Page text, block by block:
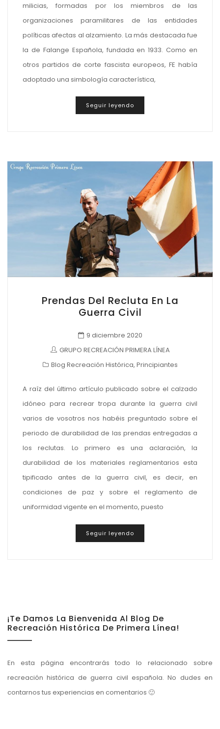
milicias, formadas por los miembros de las
organizaciones paramilitares de las entidades
políticas afectas al alzamiento. La más destacada fue
la de Falange Española, fundada en 1933. Como en
otros partidos de corte fascista europeos, FE había
adoptado una simbología característica,
Seguir leyendo
Prendas Del Recluta En La
Guerra Civil
9 diciembre 2020
GRUPO RECREACIÓN PRIMERA LÍNEA
Blog Recreación Histórica, Principiantes
A raíz del último artículo publicado sobre el calzado
idóneo para recrear tropa durante la guerra civil
varios de vosotros nos habéis preguntado sobre el
periodo de durabilidad de las prendas entregadas a
los reclutas. Lo primero es una aclaración, la
durabilidad de los materiales reglamentarios esta
tipificado antes de la guerra civil, es decir, en
condiciones de paz y sobre el reglamento de
uniformidad vigente en el momento, puesto
Seguir leyendo
¡Te Damos La Bienvenida Al Blog De
Recreación Histórica De Primera Línea!
En esta página encontrarás todo lo relacionado sobre
recreación histórica de guerra civil española. No dudes en
contarnos tus experiencias en comentarios 🙂